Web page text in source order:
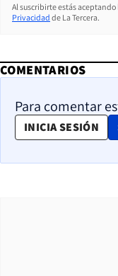
Al suscribirte estás aceptando
Privacidad de La Tercera.
COMENTARIOS
Para comentar
INICIA SESIÓN